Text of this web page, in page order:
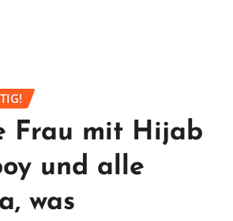
Frau mit Hijab
und alle
was